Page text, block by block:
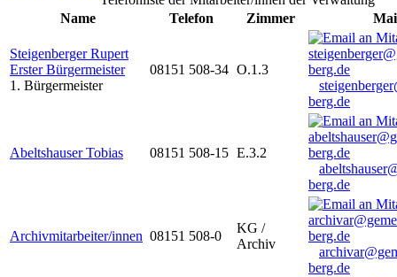
Name
Telefon Zimmer
Steigenberger Rupert
Erster Bürgermeister
1. Bürgermeister
08151 508-34 O.1.3
berg.de
Abeltshauser Tobias 08151 508-15 E.3.2
berg.de
Archivmitarbeiter/innen 08151 508-0
KG /
Archiv
berg.de